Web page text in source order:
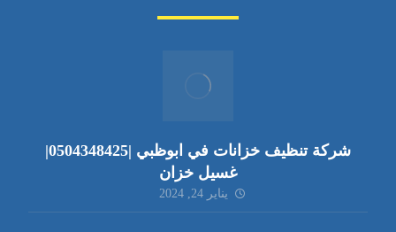
شركة تنظيف خزانات في ابوظبي |0504348425|
غسيل خزان
يناير 24, 2024